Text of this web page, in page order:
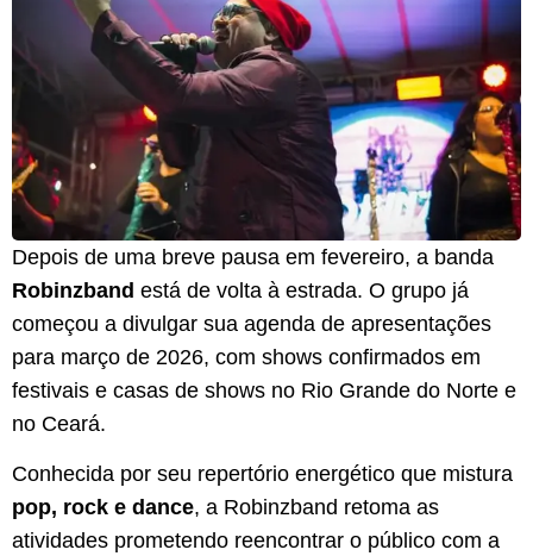
Depois de uma breve pausa em fevereiro, a banda
Robinzband está de volta à estrada. O grupo já
começou a divulgar sua agenda de apresentações
para março de 2026, com shows confirmados em
festivais e casas de shows no Rio Grande do Norte e
no Ceará.
Conhecida por seu repertório energético que mistura
pop, rock e dance, a Robinzband retoma as
atividades prometendo reencontrar o público com a